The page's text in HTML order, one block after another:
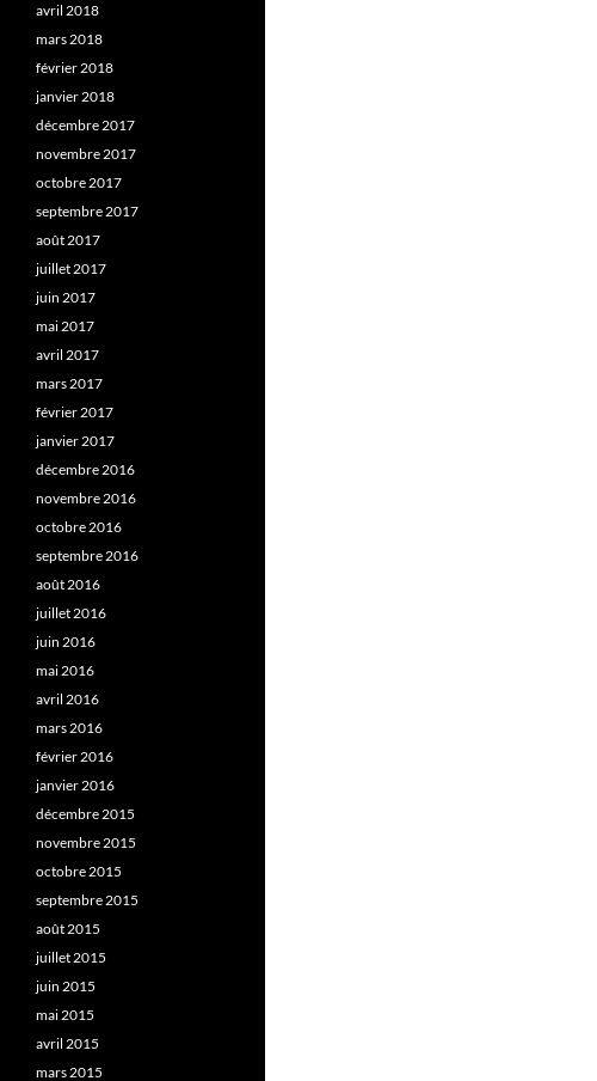
avril 2018
mars 2018
février 2018
janvier 2018
décembre 2017
novembre 2017
octobre 2017
septembre 2017
août 2017
juillet 2017
juin 2017
mai 2017
avril 2017
mars 2017
février 2017
janvier 2017
décembre 2016
novembre 2016
octobre 2016
septembre 2016
août 2016
juillet 2016
juin 2016
mai 2016
avril 2016
mars 2016
février 2016
janvier 2016
décembre 2015
novembre 2015
octobre 2015
septembre 2015
août 2015
juillet 2015
juin 2015
mai 2015
avril 2015
mars 2015